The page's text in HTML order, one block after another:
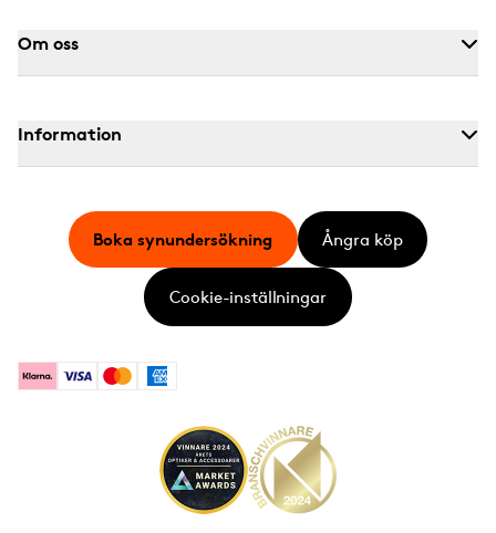
Om oss
Information
KlarnaVisa MastercardAmerican Express
Boka synundersökning Ångra köp
Cookie-inställningar